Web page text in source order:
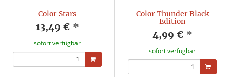
Color Stars
13,49 € *
sofort verfügbar
Color Thunder Black
Edition
4,99 € *
sofort verfügbar